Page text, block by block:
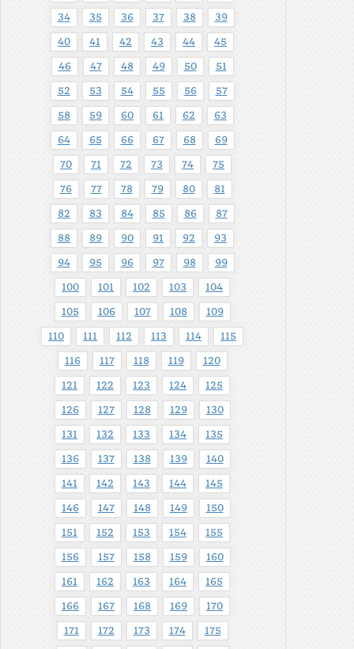
34 35 36 37 38 39
40 41 42 43 44 45
46 47 48 49 50 51
52 53 54 55 56 57
58 59 60 61 62 63
64 65 66 67 68 69
70 71 72 73 74 75
76 77 78 79 80 81
82 83 84 85 86 87
88 89 90 91 92 93
94 95 96 97 98 99
100 101 102 103 104
105 106 107 108 109
110 111 112 113 114 115
116 117 118 119 120
121 122 123 124 125
126 127 128 129 130
131 132 133 134 135
136 137 138 139 140
141 142 143 144 145
146 147 148 149 150
151 152 153 154 155
156 157 158 159 160
161 162 163 164 165
166 167 168 169 170
171 172 173 174 175